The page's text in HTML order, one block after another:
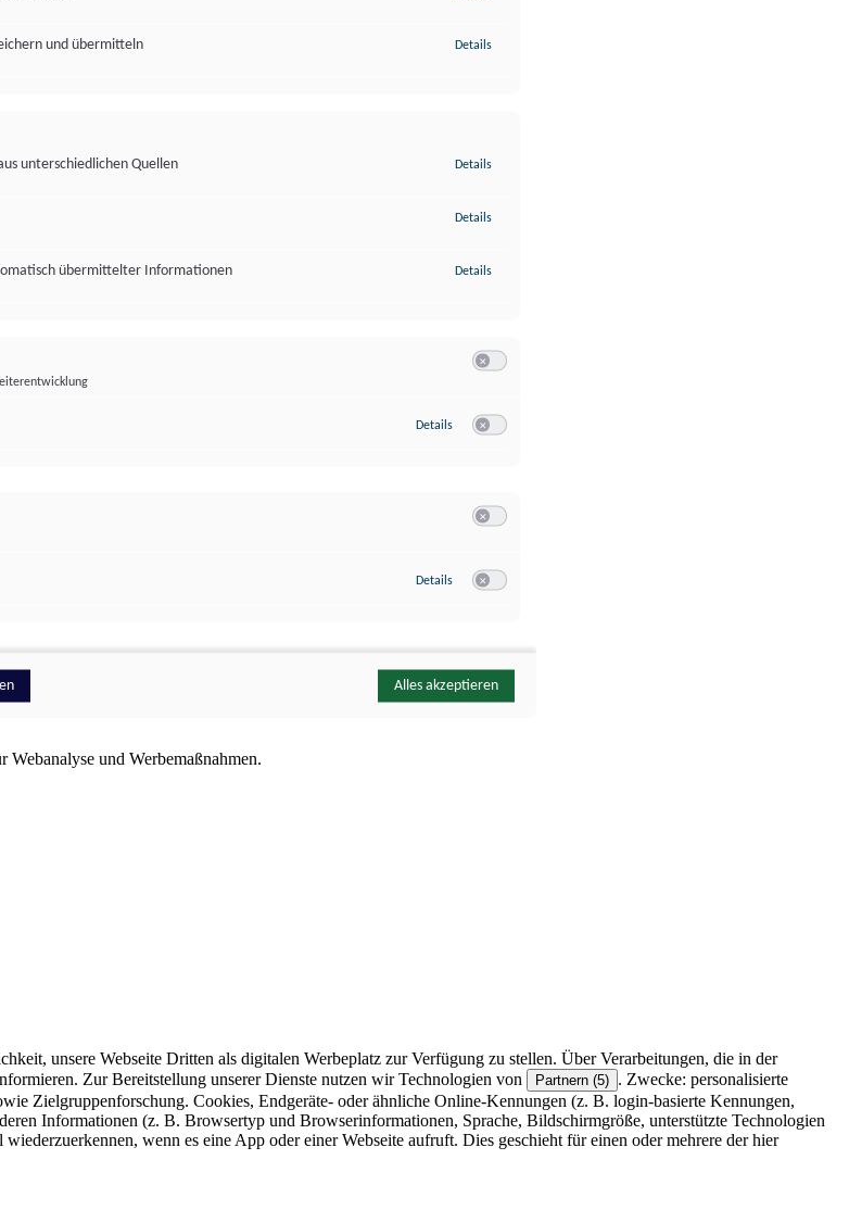
und Werbemaßnahmen.
unsere Webseite Dritten als digitalen Werbeplatz zur Verfügung zu stellen. Über Verarbeitungen, die in der
Zur Bereitstellung unserer Dienste nutzen wir Technologien von Partnern (5) . Zwecke: personalisierte
Zielgruppenforschung. Cookies, Endgeräte- oder ähnliche Online-Kennungen (z. B. login-basierte Kennungen,
Informationen (z. B. Browsertyp und Browserinformationen, Sprache, Bildschirmgröße, unterstützte Technologien
wenn es eine App oder einer Webseite aufruft. Dies geschieht für einen oder mehrere der hier
und übermitteln Details
unterschiedlichen Quellen
Details
Details
übermittelter Informationen Details
Details zu Google Analytics
Details zu YouTube
Alles akzeptieren